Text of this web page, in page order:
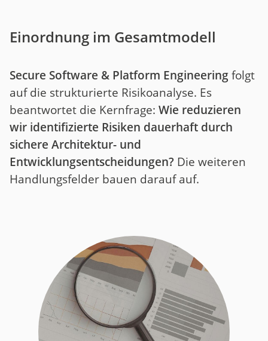
Einordnung im Gesamtmodell
Secure Software & Platform Engineeringfolgt
auf die strukturierte Risikoanalyse. Es
beantwortet die Kernfrage: Wie reduzieren
wir identifizierte Risiken dauerhaft durch
sichere Architektur- und
Entwicklungsentscheidungen? Die weiteren
Handlungsfelder bauen darauf auf.